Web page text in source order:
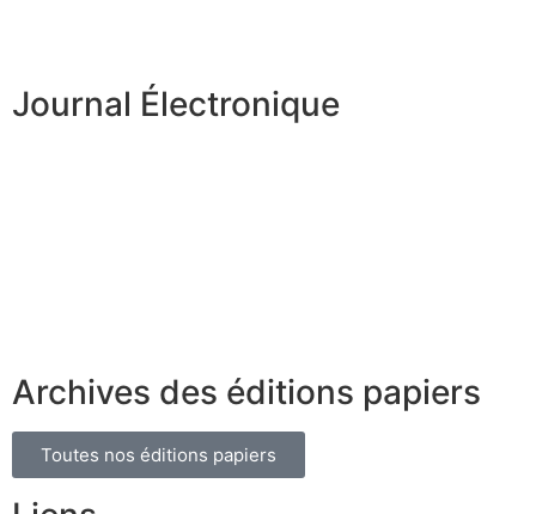
Journal Électronique
Archives des éditions papiers
Toutes nos éditions papiers